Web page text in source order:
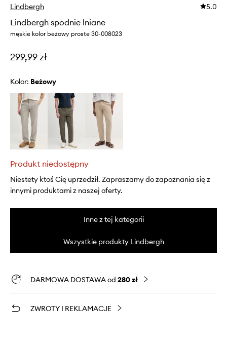
Lindbergh 5.0
Lindbergh spodnie lniane
męskie kolor beżowy proste 30-008023
299,99 zł
Kolor: beżowy
Produkt niedostępny
Niestety ktoś Cię uprzedził. Zapraszamy do zapoznania się z
innymi produktami z naszej oferty.
Inne z tej kategorii
Wszystkie produkty Lindbergh
DARMOWA DOSTAWA od 280 zł
ZWROTY I REKLAMACJE